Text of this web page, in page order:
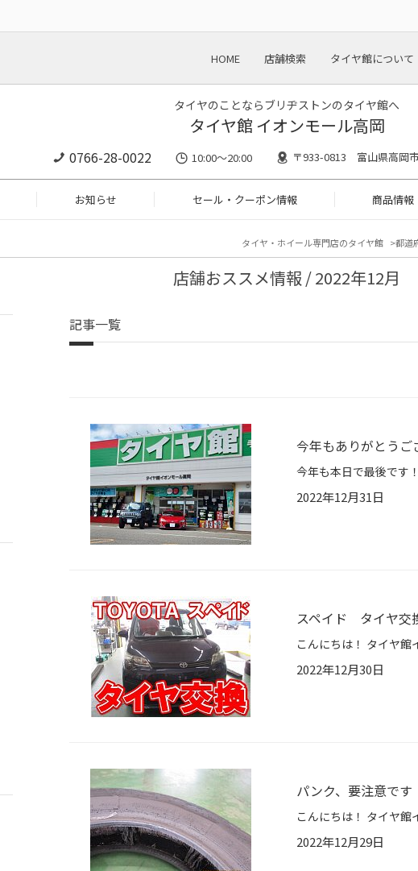
HOME 店舗検索 タイヤ館について
タイヤのことならブリヂストンのタイヤ館へ
タイヤ館 イオンモール高岡
0766-28-0022 10:00～20:00 〒933-0813 富山県高岡
お知らせ セール・クーポン情報 商品情報
タイヤ・ホイール専門店のタイヤ館 都道
店舗おススメ情報 / 2022年12月
記事一覧
今年もありがとう
2022年12月31日
スペイド タイヤ交
2022年12月30日
パンク、要注意です
2022年12月29日